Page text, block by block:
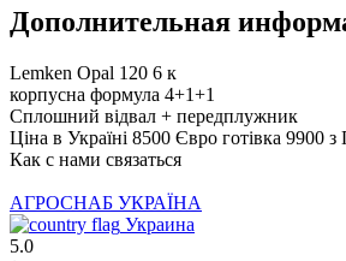
Дополнительная
Lemken Opal 120 6 к
корпусна формула 4+1+1
Сплошний відвал + передплужник
Ціна в Україні 8500 Євро готівка 9900
Как с нами связаться
АГРОСНАБ УКРАЇНА
Украина
5.0